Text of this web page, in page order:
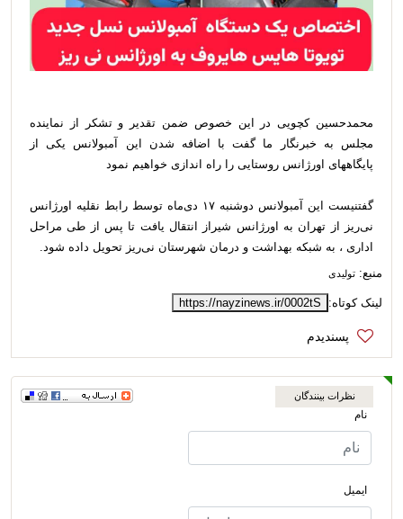
محمدحسین کچویی در این خصوص ضمن تقدیر و تشکر از نماینده
مجلس به خبرنگار ما گفت با اضافه شدن این آمبولانس یکی از
پایگاههای اورژانس روستایی را راه اندازی خواهیم نمود
گفتنیست این آمبولانس دوشنبه ۱۷ دی‌ماه توسط رابط نقلیه اورژانس
نی‌ریز از تهران به اورژانس شیراز انتقال یافت تا پس از طی مراحل
اداری ، به شبکه بهداشت و درمان شهرستان نی‌ریز تحویل داده شود.
منبع: تولیدی
لینک کوتاه: https://nayzinews.ir/0002tS
نظرات بینندگان
نام
ایمیل